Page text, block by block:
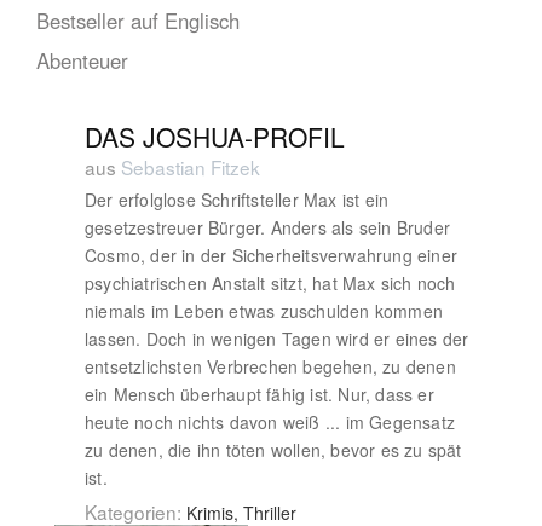
Bestseller auf Englisch
Abenteuer
DAS JOSHUA-PROFIL
aus Sebastian Fitzek
Der erfolglose Schriftsteller Max ist ein
gesetzestreuer Bürger. Anders als sein Bruder
Cosmo, der in der Sicherheitsverwahrung einer
psychiatrischen Anstalt sitzt, hat Max sich noch
niemals im Leben etwas zuschulden kommen
lassen. Doch in wenigen Tagen wird er eines der
entsetzlichsten Verbrechen begehen, zu denen
ein Mensch überhaupt fähig ist. Nur, dass er
heute noch nichts davon weiß ... im Gegensatz
zu denen, die ihn töten wollen, bevor es zu spät
ist.
Kategorien: Krimis, Thriller